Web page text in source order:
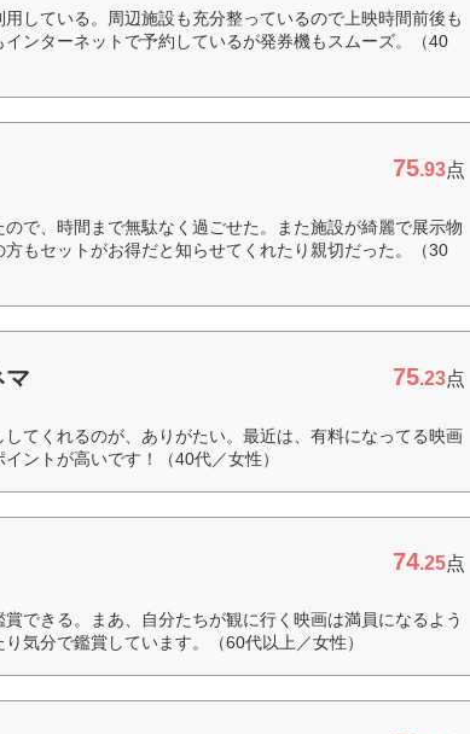
している。周辺施設も充分整っているので上映時間前後も
ンターネットで予約しているが発券機もスムーズ。（40
75.93点
で、時間まで無駄なく過ごせた。また施設が綺麗で展示物
もセットがお得だと知らせてくれたり親切だった。（30
マ 75.23点
てくれるのが、ありがたい。最近は、有料になってる映画
ントが高いです！（40代／女性）
74.25点
できる。まあ、自分たちが観に行く映画は満員になるよう
気分で鑑賞しています。（60代以上／女性）